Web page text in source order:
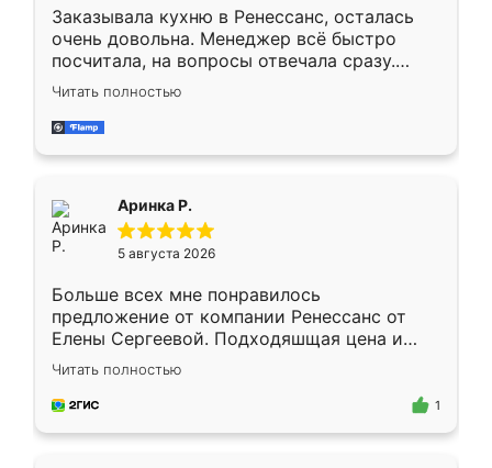
Заказывала кухню в Ренессанс, осталась
очень довольна. Менеджер всё быстро
посчитала, на вопросы отвечала сразу.
Замерщик приехал в субботу, подошёл к
делу со всей ответственностью. Собрали
за день, ребята работали аккуратно, даже
Читать полностью
Аринка Р.
5 августа 2026
Больше всех мне понравилось
предложение от компании Ренессанс от
Елены Сергеевой. Подходяшщая цена и
короткие сроки изготовления. Приехавший
для замера сотрудник Владислав
предложил по моему эскизу самый
Читать полностью
1